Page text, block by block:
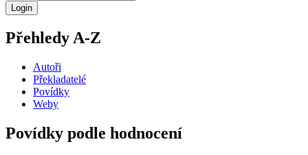
Přehledy A-Z
Autoři
Překladatelé
Povídky
Weby
Povídky podle hodnocení